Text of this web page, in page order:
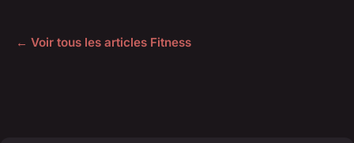
← Voir tous les articles Fitness